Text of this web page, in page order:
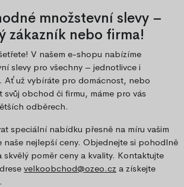
množstevní slevy –
zákazník nebo firma!
V našem e-shopu nabízíme
slevy pro všechny – jednotlivce i
už vybíráte pro domácnost, nebo
obchod či firmu, máme pro vás
odběrech.
speciální nabídku přesně na míru vašim
naše nejlepší ceny. Objednejte si pohodlně
skvělý poměr ceny a kvality. Kontaktujte
velkoobchod@ozeo.cz a získejte